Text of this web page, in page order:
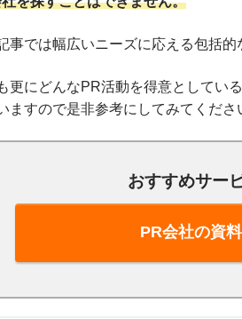
事では幅広いニーズに応える包括
更にどんなPR活動を得意としてい
ますので是非参考にしてみてくださ
おすすめサー
PR会社の資